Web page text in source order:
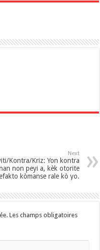
Next
Kontra/Kriz: Yon kontra
non peyi a, kèk otorite
kòmanse rale kò yo.
Les champs obligatoires